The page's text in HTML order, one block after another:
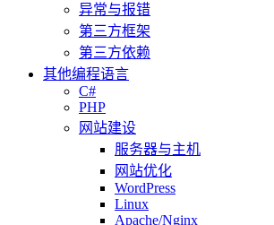
异常与报错
第三方框架
第三方依赖
其他编程语言
C#
PHP
网站建设
服务器与主机
网站优化
WordPress
Linux
Apache/Nginx